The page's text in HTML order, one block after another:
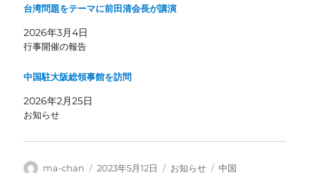
台湾問題をテーマに前田清会長が講演
2026年3月4日
行事開催の報告
中国駐大阪総領事館を訪問
2026年2月25日
お知らせ
投
ma-chan
投
2023年5月12日
カ
お知らせ
タ
中国